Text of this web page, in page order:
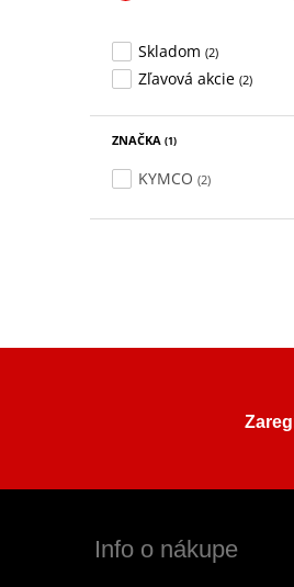
Skladom (2)
Zľavová akcie (2)
ZNAČKA (1)
KYMCO (2)
Info o nákupe